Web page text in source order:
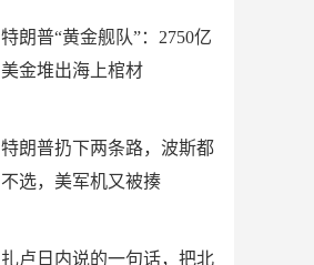
特朗普“黄金舰队”：2750亿
美金堆出海上棺材
特朗普扔下两条路，波斯都
不选，美军机又被揍
扎卢日内说的一句话，把北